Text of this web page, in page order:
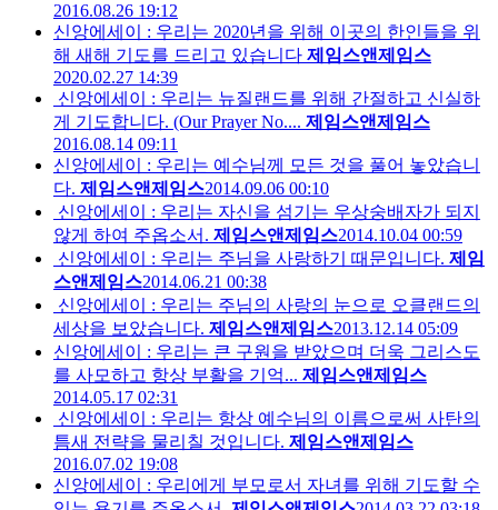
2016.08.26 19:12
신앙에세이 : 우리는 2020년을 위해 이곳의 한인들을 위
해 새해 기도를 드리고 있습니다 제임스앤제임스
2020.02.27 14:39
신앙에세이 : 우리는 뉴질랜드를 위해 간절하고 신실하
게 기도합니다. (Our Prayer No.... 제임스앤제임스
2016.08.14 09:11
신앙에세이 : 우리는 예수님께 모든 것을 풀어 놓았습니
다. 제임스앤제임스2014.09.06 00:10
신앙에세이 : 우리는 자신을 섬기는 우상숭배자가 되지
않게 하여 주옵소서. 제임스앤제임스2014.10.04 00:59
신앙에세이 : 우리는 주님을 사랑하기 때문입니다. 제임
스앤제임스2014.06.21 00:38
신앙에세이 : 우리는 주님의 사랑의 눈으로 오클랜드의
세상을 보았습니다. 제임스앤제임스2013.12.14 05:09
신앙에세이 : 우리는 큰 구원을 받았으며 더욱 그리스도
를 사모하고 항상 부활을 기억... 제임스앤제임스
2014.05.17 02:31
신앙에세이 : 우리는 항상 예수님의 이름으로써 사탄의
틈새 전략을 물리칠 것입니다. 제임스앤제임스
2016.07.02 19:08
신앙에세이 : 우리에게 부모로서 자녀를 위해 기도할 수